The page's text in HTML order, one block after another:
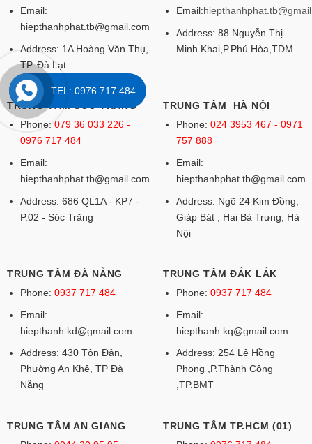
Email:
hiepthanhphat.tb@gmail.com
Address: 1A Hoàng Văn Thụ,
TP. Đà Lạt
Email:
Address: 88 Nguyễn Thị
Minh Khai,P.Phú Hòa,TDM
TRUNG TÂM SÓC TRĂNG
Phone: 079 36 033 226 -
0976 717 484
Email:
hiepthanhphat.tb@gmail.com
Address: 686 QL1A - KP7 -
P.02 - Sóc Trăng
TRUNG TÂM HÀ NỘI
Phone: 024 3953 467 - 0971
757 888
Email:
hiepthanhphat.tb@gmail.com
Address: Ngõ 24 Kim Đồng,
Giáp Bát , Hai Bà Trưng, Hà
Nội
TRUNG TÂM ĐÀ NẴNG
Phone: 0937 717 484
Email:
hiepthanh.kd@gmail.com
Address: 430 Tôn Đản,
Phường An Khê, TP Đà
Nẵng
TRUNG TÂM ĐẮK LẮK
Phone: 0937 717 484
Email:
hiepthanh.kq@gmail.com
Address: 254 Lê Hồng
Phong ,P.Thành Công
,TP.BMT
TRUNG TÂM AN GIANG
TRUNG TÂM TP.HCM (01)
TEL: 0976 717 484